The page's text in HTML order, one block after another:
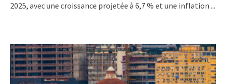
2025, avec une croissance projetée à 6,7 % et une inflation ...